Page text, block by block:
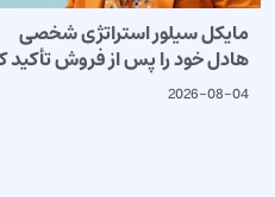
مایکل سیلور استراتژی شخصی
هادل خود را پس از فروش تأکید
2026-08-04